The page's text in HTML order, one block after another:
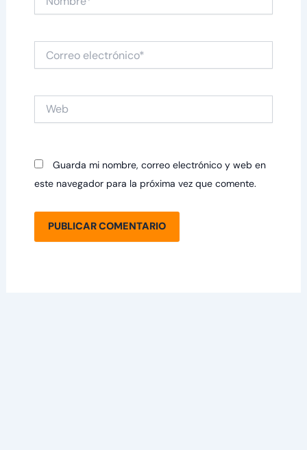
electrónico*
Guarda mi nombre, correo electrónico y web en
este navegador para la próxima vez que comente.